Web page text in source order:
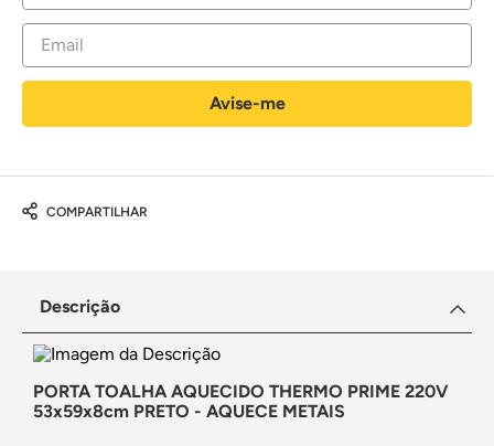
COMPARTILHAR
Descrição
PORTA TOALHA AQUECIDO THERMO PRIME 220V
53x59x8cm PRETO - AQUECE METAIS